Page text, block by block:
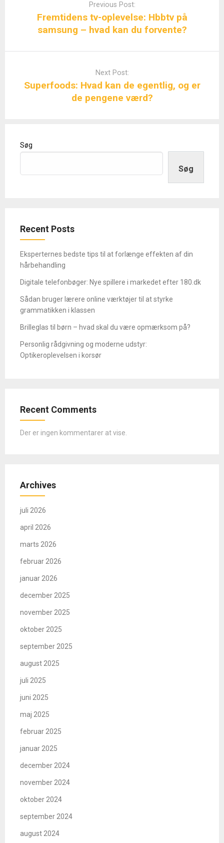
Previous Post:
Fremtidens tv-oplevelse: Hbbtv på
samsung – hvad kan du forvente?
Next Post:
Superfoods: Hvad kan de egentlig, og er
de pengene værd?
Søg
Søg
Recent Posts
Eksperternes bedste tips til at forlænge effekten af din
hårbehandling
Digitale telefonbøger: Nye spillere i markedet efter 180.dk
Sådan bruger lærere online værktøjer til at styrke
grammatikken i klassen
Brilleglas til børn – hvad skal du være opmærksom på?
Personlig rådgivning og moderne udstyr:
Optikeroplevelsen i korsør
Recent Comments
Der er ingen kommentarer at vise.
Archives
juli 2026
april 2026
marts 2026
februar 2026
januar 2026
december 2025
november 2025
oktober 2025
september 2025
august 2025
juli 2025
juni 2025
maj 2025
februar 2025
januar 2025
december 2024
november 2024
oktober 2024
september 2024
august 2024